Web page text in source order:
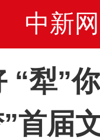
中新网
“犁”
首届